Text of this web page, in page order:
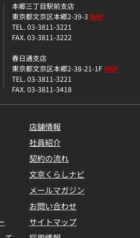
本郷三丁目駅前支店
東京都文京区本郷2-39-3 MAP
TEL. 03-3811-3221
FAX. 03-3811-3222
春日通支店
東京都文京区本郷2-38-21-1FMAP
TEL. 03-3811-3221
FAX. 03-3811-3418
店舗情報
社員紹介
契約の流れ
文京くらしナビ
メールマガジン
お問い合わせ
サイトマップ